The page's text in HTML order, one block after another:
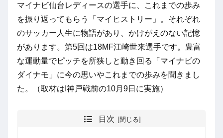
マイナビ仙台レディースの選手に、これまでの歩み
を振り返ってもらう「マイヒストリー」。それぞれ
のサッカー人生に物語があり、かけがえのない記憶
があります。第5回は18MF江崎世来選手です。豊富
な運動量でピッチを所狭しと動き回る「マイナビの
ダイナモ」に今の思いやこれまでの歩みを聞きまし
た。（取材はI神戸戦前の10月9日に実施）
目次